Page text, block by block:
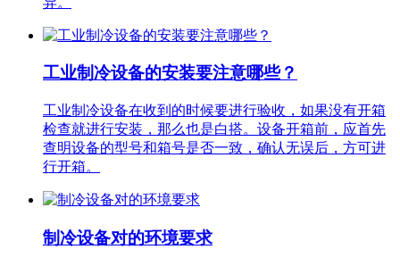
工业制冷设备的安装要注意哪些？
工业制冷设备在收到的时候要进行验收，如果没有开箱
检查就进行安装，那么也是白搭。设备开箱前，应首先
查明设备的型号和箱号是否一致，确认无误后，方可进
行开箱。
制冷设备对的环境要求